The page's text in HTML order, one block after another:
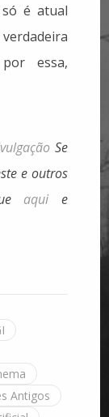
é atual
essa,
Se
e outros
aqui e
Antigos